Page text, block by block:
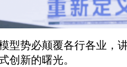
势必颠覆各行各业，
创新的曙光。